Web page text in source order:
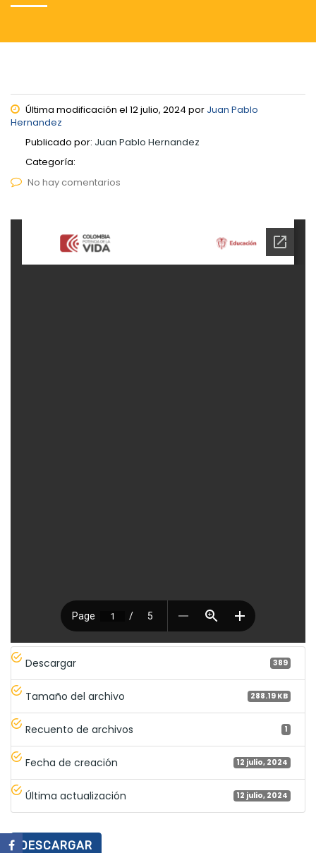
Última modificación el 12 julio, 2024 por Juan Pablo
Hernandez
Publicado por: Juan Pablo Hernandez
Categoría:
No hay comentarios
Descargar 389
Tamaño del archivo 288.19 KB
Recuento de archivos 1
Fecha de creación 12 julio, 2024
Última actualización 12 julio, 2024
DESCARGAR